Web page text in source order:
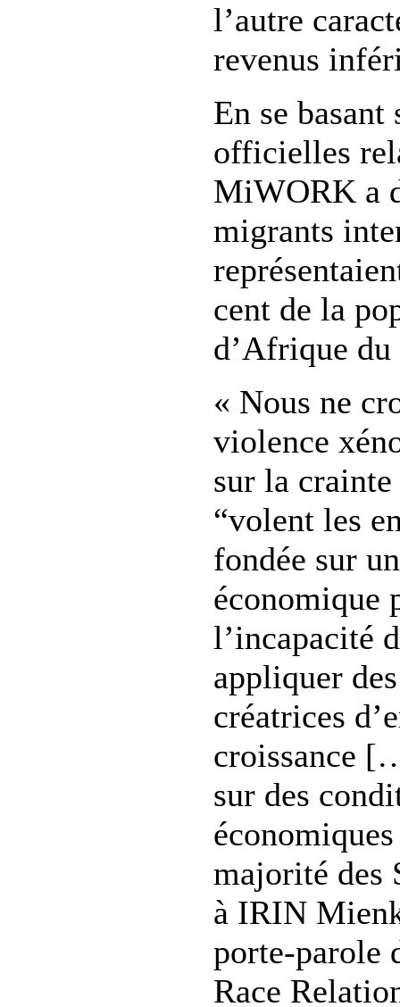
l’autre
revenus
En se basant
officielles
MiWORK a
migrants
cent de la
d’Afrique du
« Nous ne
violence
sur la crainte
“volent les
fondée sur
économique
l’incapacité
appliquer
créatrices
croissance
sur des
majorité des
à IRIN
porte-parole
Race